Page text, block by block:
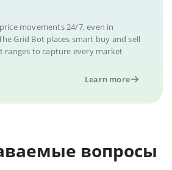
movements 24/7, even in
Grid Bot places smart buy and sell
ranges to capture every market
Learn more
вопросы